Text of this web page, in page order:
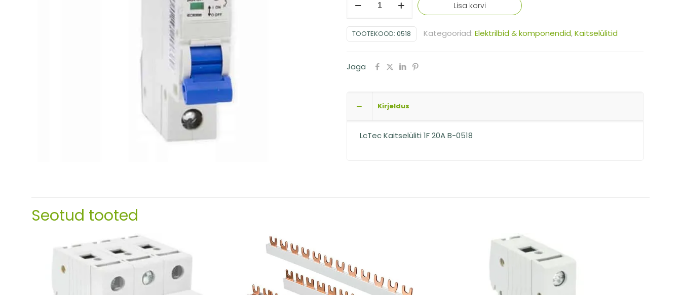
1F
20A
0518
Lisa korvi
TOOTEKOOD: 0518 Kategooriad: Elektrilbid & komponendid,Kaitselülitid
Jaga
Kirjeldus
LcTec Kaitselüliti 1F 20A B-0518
Seotud tooted